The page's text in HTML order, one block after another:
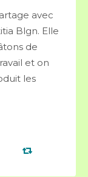
avec
Blgn. Elle
de
et on
les